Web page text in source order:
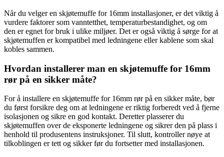
Når du velger en skjøtemuffe for 16mm installasjoner, er det viktig å
vurdere faktorer som vanntetthet, temperaturbestandighet, og om
den er egnet for bruk i ulike miljøer. Det er også viktig å sørge for at
skjøtemuffen er kompatibel med ledningene eller kablene som skal
kobles sammen.
Hvordan installerer man en skjøtemuffe for 16mm
rør på en sikker måte?
For å installere en skjøtemuffe for 16mm rør på en sikker måte, bør
du først forsikre deg om at ledningene er riktig forberedt ved å fjerne
isolasjonen og sikre en god kontakt. Deretter plasserer du
skjøtemuffen over de eksponerte ledningene og sikrer den på plass i
henhold til produsentens instruksjoner. Til slutt, kontroller nøye at
tilkoblingen er tett og sikker før du fortsetter med installasjonen.